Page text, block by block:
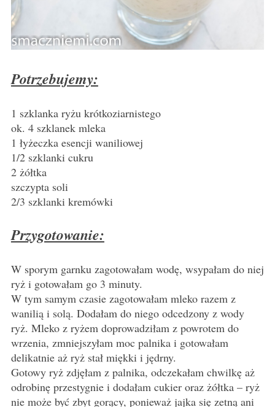
Potrzebujemy:
1 szklanka ryżu krótkoziarnistego
ok. 4 szklanek mleka
1 łyżeczka esencji waniliowej
1/2 szklanki cukru
2 żółtka
szczypta soli
2/3 szklanki kremówki
Przygotowanie:
W sporym garnku zagotowałam wodę, wsypałam do niej
ryż i gotowałam go 3 minuty.
W tym samym czasie zagotowałam mleko razem z
wanilią i solą. Dodałam do niego odcedzony z wody
ryż. Mleko z ryżem doprowadziłam z powrotem do
wrzenia, zmniejszyłam moc palnika i gotowałam
delikatnie aż ryż stał miękki i jędrny.
Gotowy ryż zdjęłam z palnika, odczekałam chwilkę aż
odrobinę przestygnie i dodałam cukier oraz żółtka – ryż
nie może być zbyt gorący, ponieważ jajka się zetną ani